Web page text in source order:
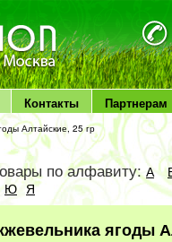
Контакты Партнерам
Алтайские, 25 гр
по алфавиту:А
Ю Я
ягоды